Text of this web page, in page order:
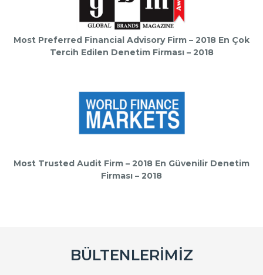
Most Preferred Financial Advisory Firm – 2018 En Çok
Tercih Edilen Denetim Firması – 2018
Most Trusted Audit Firm – 2018 En Güvenilir Denetim
Firması – 2018
BÜLTENLERIMIZ